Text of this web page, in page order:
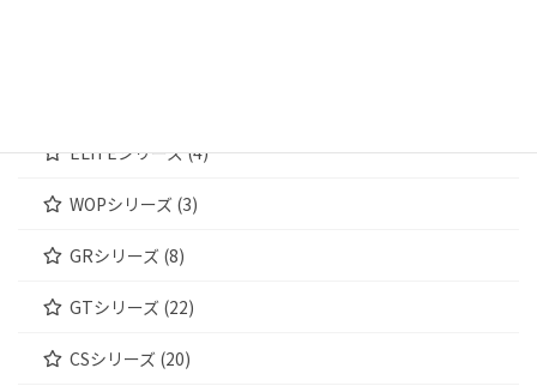
ELITEシリーズ (4)
WOPシリーズ (3)
GRシリーズ (8)
GTシリーズ (22)
CSシリーズ (20)